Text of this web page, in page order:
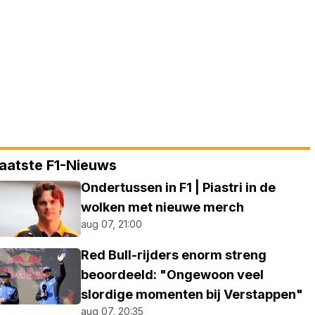
F1-Nieuws
Ondertussen in F1 | Piastri in de
wolken met nieuwe merch
aug 07, 21:00
Red Bull-rijders enorm streng
beoordeeld: "Ongewoon veel
slordige momenten bij Verstappen"
aug 07, 20:35